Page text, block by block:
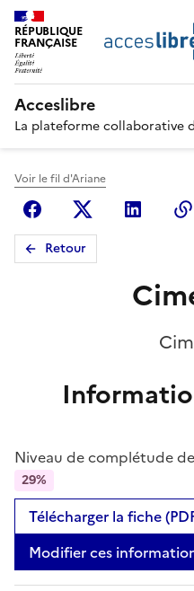
RÉPUBLIQUE
FRANÇAISE
Acceslibre
La plateforme collaborative
Voir le fil d'Ariane
FacebookX
Retour
Niveau de complétude
29%
Télécharger la fiche
Modifier ces